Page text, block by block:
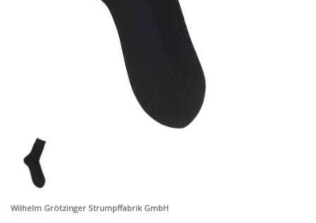
Wilhelm Grötzinger Strumpffabrik GmbH